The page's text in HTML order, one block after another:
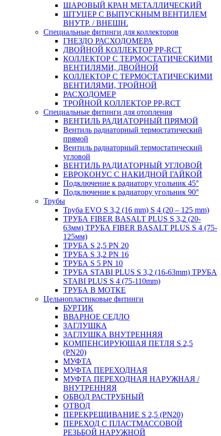
ШАРОВЫЙ КРАН МЕТАЛЛИЧЕСКИЙ
ШТУЦЕР С ВЫПУСКНЫМ ВЕНТИЛЕМ
ВНУТР. / ВНЕШН.
Специальные фитинги для коллекторов
ГНЕЗДО РАСХОДОМЕРА
ДВОЙНОЙ КОЛЛЕКТОР PP-RCT
КОЛЛЕКТОР С ТЕРМОСТАТИЧЕСКИМИ
ВЕНТИЛЯМИ, ДВОЙНОЙ
КОЛЛЕКТОР С ТЕРМОСТАТИЧЕСКИМИ
ВЕНТИЛЯМИ, ТРОЙНОЙ
РАСХОДОМЕР
ТРОЙНОЙ КОЛЛЕКТОР PP-RCT
Специальные фитинги для отопления
ВЕНТИЛЬ РАДИАТОРНЫЙ ПРЯМОЙ
Вентиль радиаторный термостатический
прямой
Вентиль радиаторный термостатический
угловой
ВЕНТИЛЬ РАДИАТОРНЫЙ УГЛОВОЙ
ЕВРОКОНУС С НАКИДНОЙ ГАЙКОЙ
Подключение к радиатору угольник 45°
Подключение к радиатору угольник 90°
Трубы
Труба EVO S 3,2 (16 mm) S 4 (20 – 125 mm)
ТРУБА FIBER BASALT PLUS S 3,2 (20-
63мм) ТРУБА FIBER BASALT PLUS S 4 (75-
125мм)
ТРУБА S 2,5 PN 20
ТРУБА S 3,2 PN 16
ТРУБА S 5 PN 10
ТРУБА STABI PLUS S 3,2 (16-63mm) ТРУБА
STABI PLUS S 4 (75-110mm)
ТРУБА В МОТКЕ
Цельнопластиковые фитинги
БУРТИК
ВВАРНОЕ СЕДЛО
ЗАГЛУШКА
ЗАГЛУШКА ВНУТРЕННЯЯ
КОМПЕНСИРУЮЩАЯ ПЕТЛЯ S 2,5
(PN20)
МУФТА
МУФТА ПЕРЕХОДНАЯ
МУФТА ПЕРЕХОДНАЯ НАРУЖНАЯ /
ВНУТРЕННЯЯ
ОБВОД РАСТРУБНЫЙ
ОТВОД
ПЕРЕКРЕЩИВАНИЕ S 2,5 (PN20)
ПЕРЕХОД С ПЛАСТМАССОВОЙ
РЕЗЬБОЙ НАРУЖНОЙ